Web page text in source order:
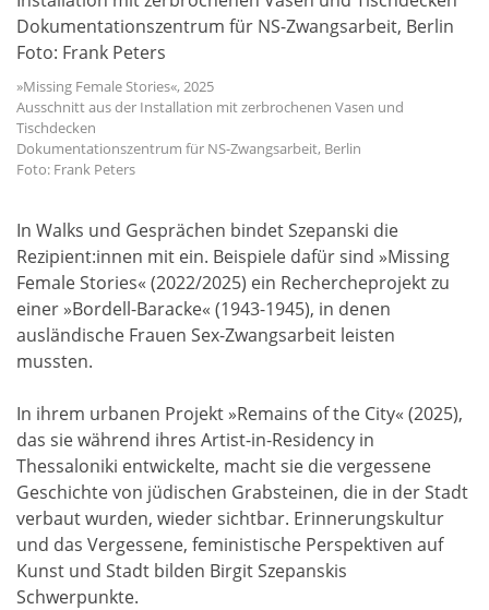
»Missing Female Stories«, 2025
Ausschnitt aus der Installation mit zerbrochenen Vasen und
Tischdecken
Dokumentationszentrum für NS-Zwangsarbeit, Berlin
Foto: Frank Peters
In Walks und Gesprächen bindet Szepanski die
Rezipient:innen mit ein. Beispiele dafür sind »Missing
Female Stories« (2022/2025) ein Rechercheprojekt zu
einer »Bordell-Baracke« (1943-1945), in denen
ausländische Frauen Sex-Zwangsarbeit leisten
mussten.
In ihrem urbanen Projekt »Remains of the City« (2025),
das sie während ihres Artist-in-Residency in
Thessaloniki entwickelte, macht sie die vergessene
Geschichte von jüdischen Grabsteinen, die in der Stadt
verbaut wurden, wieder sichtbar. Erinnerungskultur
und das Vergessene, feministische Perspektiven auf
Kunst und Stadt bilden Birgit Szepanskis
Schwerpunkte.